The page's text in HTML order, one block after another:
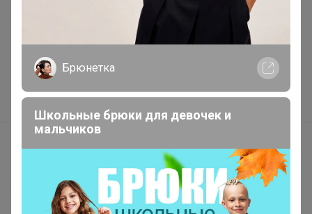
Подарочные сертификаты
Реклама на сайте
Поставщикам
Вакансии
Защита покупателя
Помощь
Брюнетка
Школьные брюки для девочек и
мальчиков